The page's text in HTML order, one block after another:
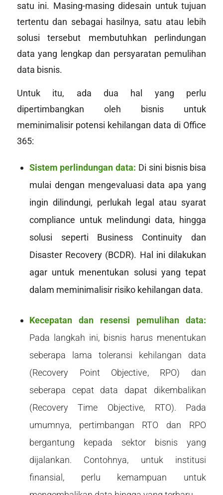
satu ini. Masing-masing didesain untuk tujuan
tertentu dan sebagai hasilnya, satu atau lebih
solusi tersebut membutuhkan perlindungan
data yang lengkap dan persyaratan pemulihan
data bisnis.
Untuk itu, ada dua hal yang perlu
dipertimbangkan oleh bisnis untuk
meminimalisir potensi kehilangan data di Office
365:
Sistem perlindungan data: Di sini bisnis bisa
mulai dengan mengevaluasi data apa yang
ingin dilindungi, perlukah legal atau syarat
compliance untuk melindungi data, hingga
solusi seperti Business Continuity dan
Disaster Recovery (BCDR). Hal ini dilakukan
agar untuk menentukan solusi yang tepat
dalam meminimalisir risiko kehilangan data.
Kecepatan dan resensi pemulihan data:
Pada langkah ini, bisnis harus menentukan
seberapa lama toleransi kehilangan data
(Recovery Point Objective, RPO) dan
seberapa cepat data dapat dikembalikan
(Recovery Time Objective, RTO). Pada
umumnya, pertimbangan RTO dan RPO
bergantung kepada sektor bisnis yang
dijalankan. Contohnya, untuk institusi
finansial, perlu kemampuan untuk